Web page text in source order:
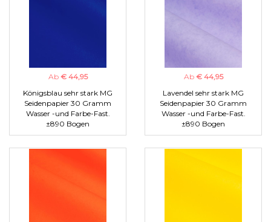
Ab € 44,95
Königsblau sehr stark MG
Seidenpapier 30 Gramm
Wasser -und Farbe-Fast.
±890 Bogen
Ab € 44,95
Lavendel sehr stark MG
Seidenpapier 30 Gramm
Wasser -und Farbe-Fast.
±890 Bogen